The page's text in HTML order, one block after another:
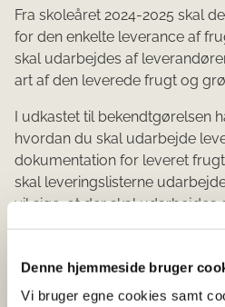
Denne hjemmeside bruger
Vi bruger egne cookies samt
Fra skoleåret 2024-2025 skal
for den enkelte leverance af
skal udarbejdes af
art af den leverede frugt og
I udkastet til bekendtgørelsen
hvordan du skal udarbejde
dokumentation for leveret
skal leveringslisterne
vil sige, at der skal udarbejdes
måned i skoleåret, hvor du